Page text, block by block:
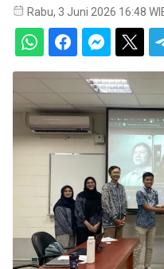
Rabu, 3 Juni 2026 16:48